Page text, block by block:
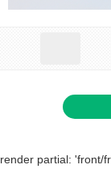
render partial: 'front/